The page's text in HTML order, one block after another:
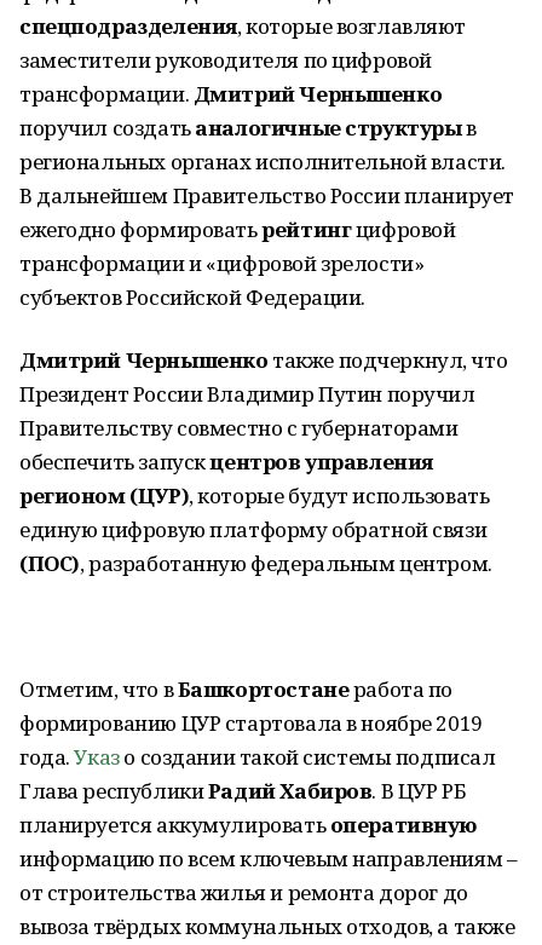
спецподразделения, которые возглавляют
заместители руководителя по цифровой
трансформации. Дмитрий Чернышенко
поручил создатьаналогичные структурыв
региональных органах исполнительной власти.
В дальнейшем Правительство России планирует
ежегодно формироватьрейтингцифровой
трансформации и «цифровой зрелости»
субъектов Российской Федерации.
Дмитрий Чернышенко также подчеркнул, что
Президент России Владимир Путин поручил
Правительству совместно с губернаторами
обеспечить запускцентров управления
регионом (ЦУР), которые будут использовать
единую цифровую платформу обратной связи
(ПОС), разработанную федеральным центром.
Отметим, что вБашкортостанеработа по
формированию ЦУР стартовала в ноябре 2019
года.Указо создании такой системы подписал
Глава республикиРадий Хабиров. В ЦУР РБ
планируется аккумулироватьоперативную
информацию по всем ключевым направлениям –
от строительства жилья и ремонта дорог до
вывоза твёрдых коммунальных отходов, а также